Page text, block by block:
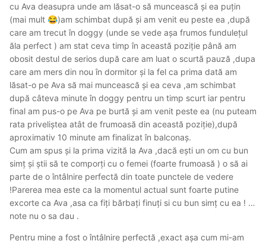
cu Ava deasupra unde am lăsat-o să muncească și ea puțin
(mai mult 😂)am schimbat după și am venit eu peste ea ,după
care am trecut în doggy (unde se vede așa frumos fundulețul
ăla perfect ) am stat ceva timp în această poziție până am
obosit destul de serios după care am luat o scurtă pauză ,dupa
care am mers din nou în dormitor și la fel ca prima dată am
lăsat-o pe Ava să mai muncească și ea ceva ,am schimbat
după câteva minute în doggy pentru un timp scurt iar pentru
final am pus-o pe Ava pe burtă și am venit peste ea (nu puteam
rata priveliștea atât de frumoasă din această poziție),după
aproximativ 10 minute am finalizat în balconaș.
Cum am spus și la prima vizită la Ava ,dacă ești un om cu bun
simț și știi să te comporți cu o femei (foarte frumoasă ) o să ai
parte de o întâlnire perfectă din toate punctele de vedere
!Parerea mea este ca la momentul actual sunt foarte putine
excorte ca Ava ,asa ca fiți bărbați finuți si cu bun simț cu ea ! …
note nu o sa dau .
Pentru mine a fost o întâlnire perfectă ,exact așa cum mi-am